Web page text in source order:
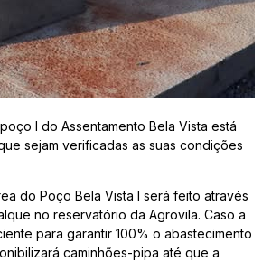
I do Assentamento Bela Vista está
sejam verificadas as suas condições
do Poço Bela Vista I será feito através
no reservatório da Agrovila. Caso a
para garantir 100% o abastecimento
caminhões-pipa até que a